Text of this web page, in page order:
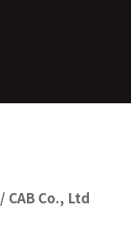
/ CAB Co., Ltd